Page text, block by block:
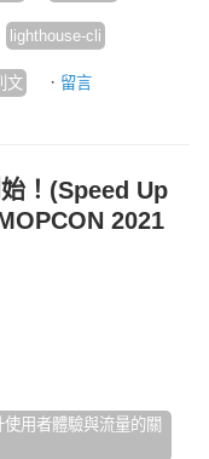
lighthouse-cli
文 · 留言
！(Speed Up
2021
用者體驗與流量的關